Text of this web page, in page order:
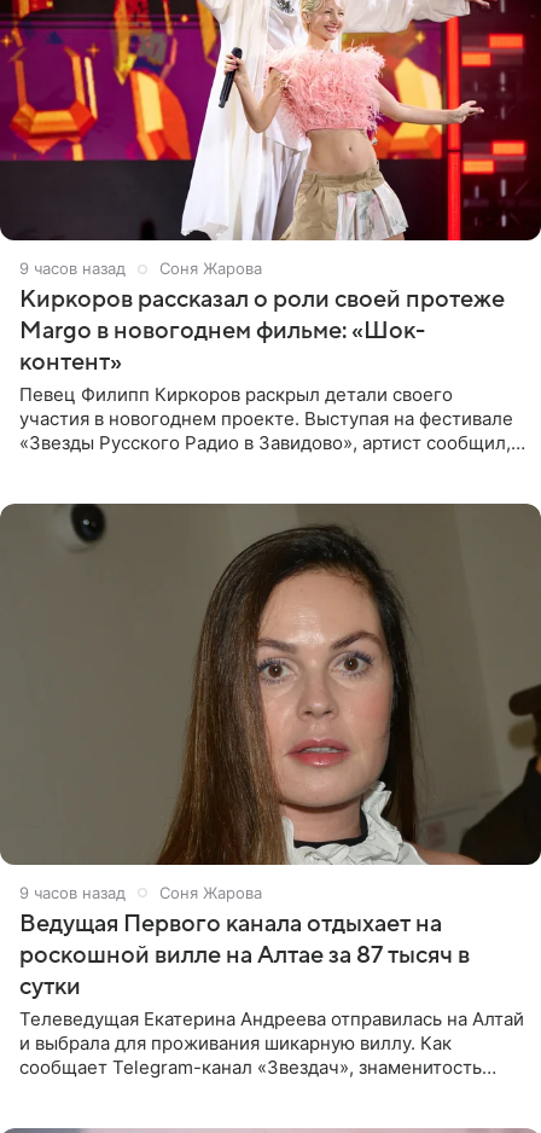
9 часов назад Соня Жарова
Киркоров рассказал о роли своей протеже
Margo в новогоднем фильме: «Шок-
контент»
Певец Филипп Киркоров раскрыл детали своего
участия в новогоднем проекте. Выступая на фестивале
«Звезды Русского Радио в Завидово», артист сообщил,
9 часов назад Соня Жарова
Ведущая Первого канала отдыхает на
роскошной вилле на Алтае за 87 тысяч в
сутки
Телеведущая Екатерина Андреева отправилась на Алтай
и выбрала для проживания шикарную виллу. Как
сообщает Telegram-канал «Звездач», знаменитость